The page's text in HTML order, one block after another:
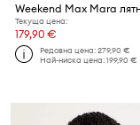
Текуща цена:
179,90 €
Редовна цена:279,90 €
Най-ниска цена:199,90 €